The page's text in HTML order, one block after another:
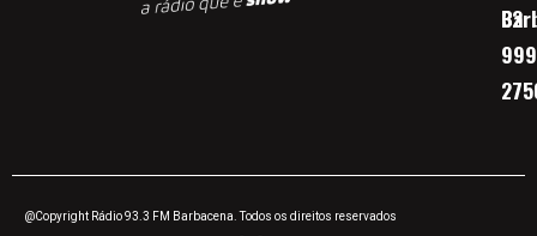
32
@Copyright Rádio 93.3 FM Barbacena. Todos os direitos reservados